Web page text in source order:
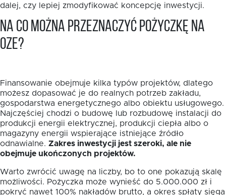
dalej, czy lepiej zmodyfikować koncepcję inwestycji.
Na co można przeznaczyć pożyczkę na
OZE?
Finansowanie obejmuje kilka typów projektów, dlatego
możesz dopasować je do realnych potrzeb zakładu,
gospodarstwa energetycznego albo obiektu usługowego.
Najczęściej chodzi o budowę lub rozbudowę instalacji do
produkcji energii elektrycznej, produkcji ciepła albo o
magazyny energii wspierające istniejące źródło
odnawialne. Zakres inwestycji jest szeroki, ale nie
obejmuje ukończonych projektów.
Warto zwrócić uwagę na liczby, bo to one pokazują skalę
możliwości. Pożyczka może wynieść do 5.000.000 zł i
pokryć nawet 100% nakładów brutto, a okres spłaty sięga